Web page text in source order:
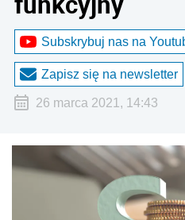
Subskrybuj nas na
Zapisz się na newsletter
26 marca 2021, 14:43